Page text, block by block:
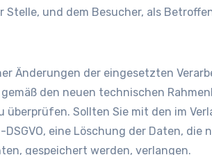
und dem Besucher, als
Änderungen der eingesetzten
den neuen technischen
Sollten Sie mit den im
eine Löschung der Daten,
gespeichert werden, verlangen.